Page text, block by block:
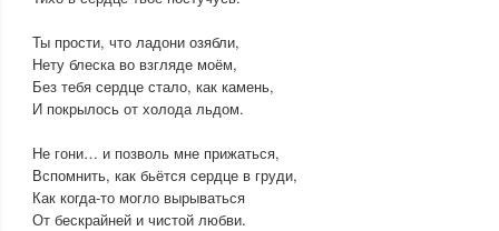
Ты прости, что ладони озябли,
Нету блеска во взгляде моём,
Без тебя сердце стало, как камень,
И покрылось от холода льдом.
Не гони… и позволь мне прижаться,
Вспомнить, как бьётся сердце в груди,
Как когда-то могло вырываться
От бескрайней и чистой любви.